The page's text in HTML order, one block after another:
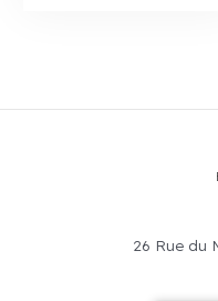
26 Rue du